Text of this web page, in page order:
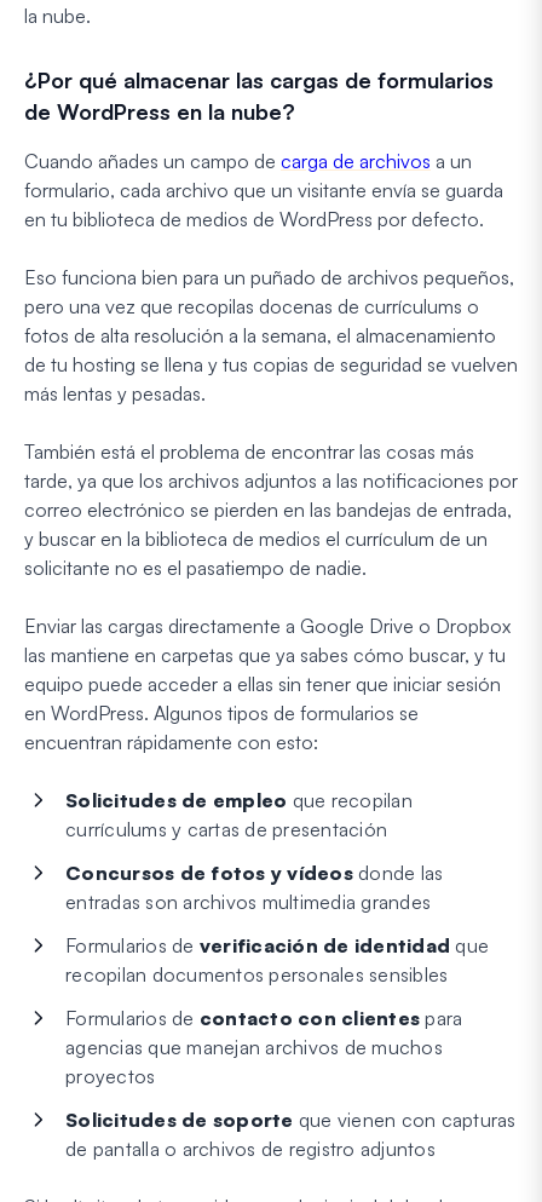
la nube.
¿Por qué almacenar las cargas de formularios
de WordPress en la nube?
Cuando añades un campo de carga de archivos a un
formulario, cada archivo que un visitante envía se guarda
en tu biblioteca de medios de WordPress por defecto.
Eso funciona bien para un puñado de archivos pequeños,
pero una vez que recopilas docenas de currículums o
fotos de alta resolución a la semana, el almacenamiento
de tu hosting se llena y tus copias de seguridad se vuelven
más lentas y pesadas.
También está el problema de encontrar las cosas más
tarde, ya que los archivos adjuntos a las notificaciones por
correo electrónico se pierden en las bandejas de entrada,
y buscar en la biblioteca de medios el currículum de un
solicitante no es el pasatiempo de nadie.
Enviar las cargas directamente a Google Drive o Dropbox
las mantiene en carpetas que ya sabes cómo buscar, y tu
equipo puede acceder a ellas sin tener que iniciar sesión
en WordPress. Algunos tipos de formularios se
encuentran rápidamente con esto:
Solicitudes de empleo que recopilan
currículums y cartas de presentación
Concursos de fotos y vídeosdonde las
entradas son archivos multimedia grandes
Formularios de verificación de identidad que
recopilan documentos personales sensibles
Formularios de contacto con clientes para
agencias que manejan archivos de muchos
proyectos
Solicitudes de soporte que vienen con capturas
de pantalla o archivos de registro adjuntos